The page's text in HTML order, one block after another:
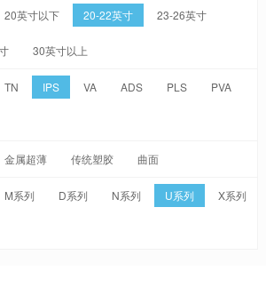
20英寸以下 20-22英寸 23-26英寸
30英寸以上
TN IPS VA ADS PLS PVA
金属超薄 传统塑胶 曲面
M系列 D系列 N系列 U系列 X系列